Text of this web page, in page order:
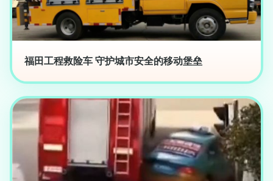
福田工程救险车 守护城市安全的移动堡垒